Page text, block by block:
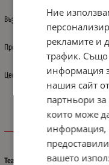
Възможно е снимката да не
Произход: Полша
Цената е за: 1 бр.
Тегло (кг.)
Ние
рекламите и
трафик. Също
информация
нашия сайт
партньори
които може
информация,
вашето